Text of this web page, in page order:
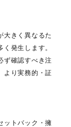
大きく異なるた
発生します。
ず確認すべき注
より実務的・証
ットバック・擁